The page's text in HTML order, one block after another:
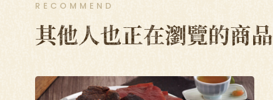
RECOMMEND
其他人也正在瀏覽的商品